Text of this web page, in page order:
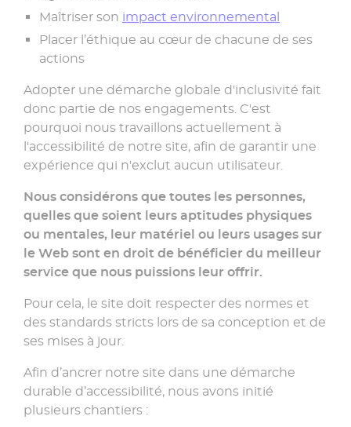
Maîtriser son impact environnemental
Placer l’éthique au cœur de chacune de ses
actions
Adopter une démarche globale d'inclusivité fait
donc partie de nos engagements. C'est
pourquoi nous travaillons actuellement à
l'accessibilité de notre site, afin de garantir une
expérience qui n'exclut aucun utilisateur.
Nous considérons que toutes les personnes,
quelles que soient leurs aptitudes physiques
ou mentales, leur matériel ou leurs usages sur
le Web sont en droit de bénéficier du meilleur
service que nous puissions leur offrir.
Pour cela, le site doit respecter des normes et
des standards stricts lors de sa conception et de
ses mises à jour.
Afin d’ancrer notre site dans une démarche
durable d’accessibilité, nous avons initié
plusieurs chantiers :